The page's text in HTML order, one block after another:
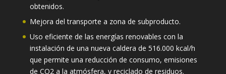
obtenidos.
Mejora del transporte a zona de subproducto.
Uso eficiente de las energías renovables con la
instalación de una nueva caldera de 516.000 kcal/h
que permite una reducción de consumo, emisiones
de CO2 a la atmósfera, y reciclado de residuos.